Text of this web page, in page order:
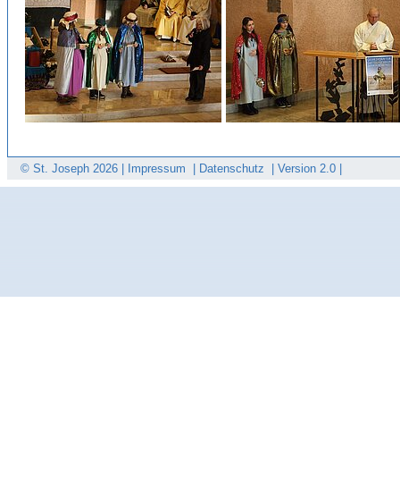
© St. Joseph 2026 | Impressum Datenschutz Version 2.0 |